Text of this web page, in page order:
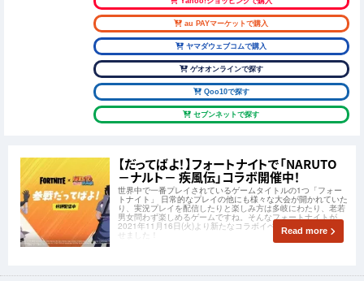
au PAYマーケットで購入
ヤマダウェブコムで購入
ゲオオンラインで探す
Qoo10で探す
セブンネットで探す
【だってばよ！】フォートナイトで「NARUTO
－ナルト－ 疾風伝」コラボ開催中！
世界中で一番プレイされているゲームタイトルの1つ「フォー
トナイト」 日常的なプレイの他にも様々な大会が開かれていた
り、実況プレイを配信したりと楽しみ方は多岐にわたり、老若
男女問わず楽しめるゲームですね。そんなフォートナイトが
2021年11月16日(火)より新たなコラボイベントをスタートさ
せました！ Read more